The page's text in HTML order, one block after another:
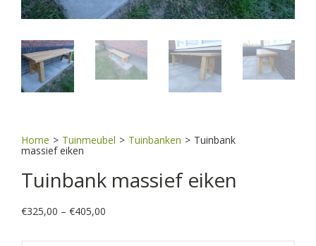
Home > Tuinmeubel > Tuinbanken > Tuinbank
massief eiken
Tuinbank massief eiken
€325,00 – €405,00